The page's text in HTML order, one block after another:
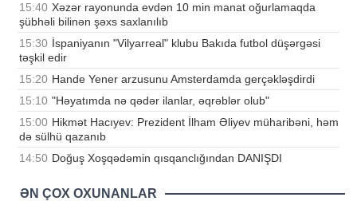
15:40 Xəzər rayonunda evdən 10 min manat oğurlamaqda
şübhəli bilinən şəxs saxlanılıb
15:30 İspaniyanın "Vilyarreal" klubu Bakıda futbol düşərgəsi
təşkil edir
15:20 Hande Yener arzusunu Amsterdamda gerçəkləşdirdi
15:10 "Həyatımda nə qədər ilanlar, əqrəblər olub"
15:00 Hikmət Hacıyev: Prezident İlham Əliyev müharibəni, həm
də sülhü qazanıb
14:50 Doğuş Xoşqədəmin qısqanclığından DANIŞDI
ƏN ÇOX OXUNANLAR